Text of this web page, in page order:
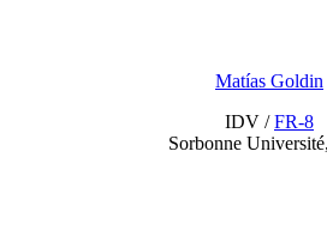
Matías Goldin
IDV /FR-8
Sorbonne